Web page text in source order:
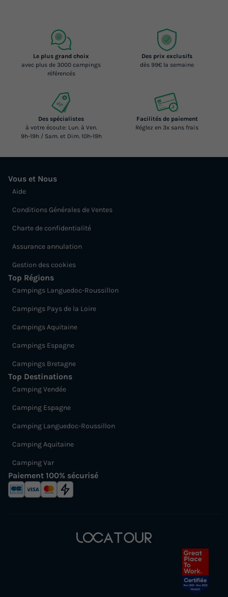
Le plus grand choix
avec plus de 3000 campings
référencés
Des prix exclusifs
dès 99€ la semaine
Des spécialistes
à votre écoute: Lun. à Ven.
9h-19h / Sam. et Dim. 10h-19h
Facilités de paiement
Réglez en 3x sans frais
Vous et Nous
Aide
Conditions Générales de Ventes
Charte de confidentialité
Assurance annulation
Gestion des cookies
Top Régions
Campings Languedoc-Roussillon
Campings Pays de la Loire
Campings Aquitaine
Campings Espagne
Campings Bretagne
Top Destinations
Camping Vendée
Camping Espagne
Camping Languedoc-Roussillon
Camping Aquitaine
Camping Var
Paiement 100% sécurisé